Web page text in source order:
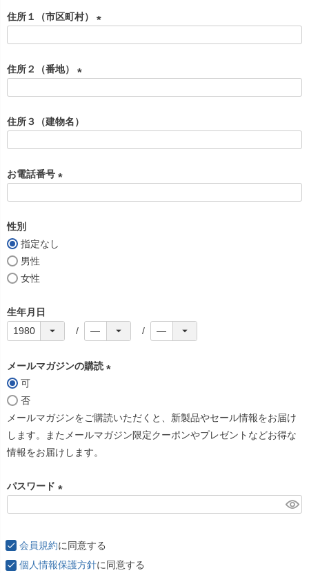
須
住所１（市区町村）
住所２（番地）
須
住所３（建物名）
お電話番号
性別
指定なし
男性
女性
生年月日
メールマガジンの購読
須
)
可
否
メールマガジンをご購読いただくと、新製品やセール情報をお届け
します。またメールマガジン限定クーポンやプレゼントなどお得な
情報をお届けします。
パスワード
須
)
会員規約に同意する
個人情報保護方針に同意する